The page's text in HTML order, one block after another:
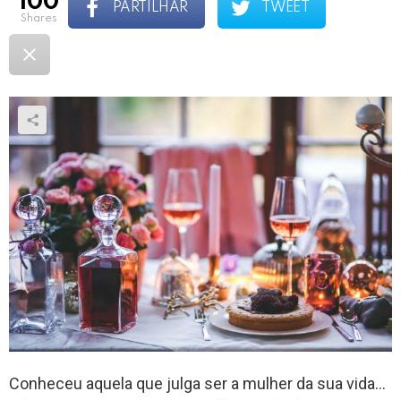
shares
PARTILHAR TWEET
Conheceu aquela que julga ser a mulher da sua vida…